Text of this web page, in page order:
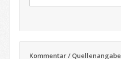
Kommentar / Quellenangabe